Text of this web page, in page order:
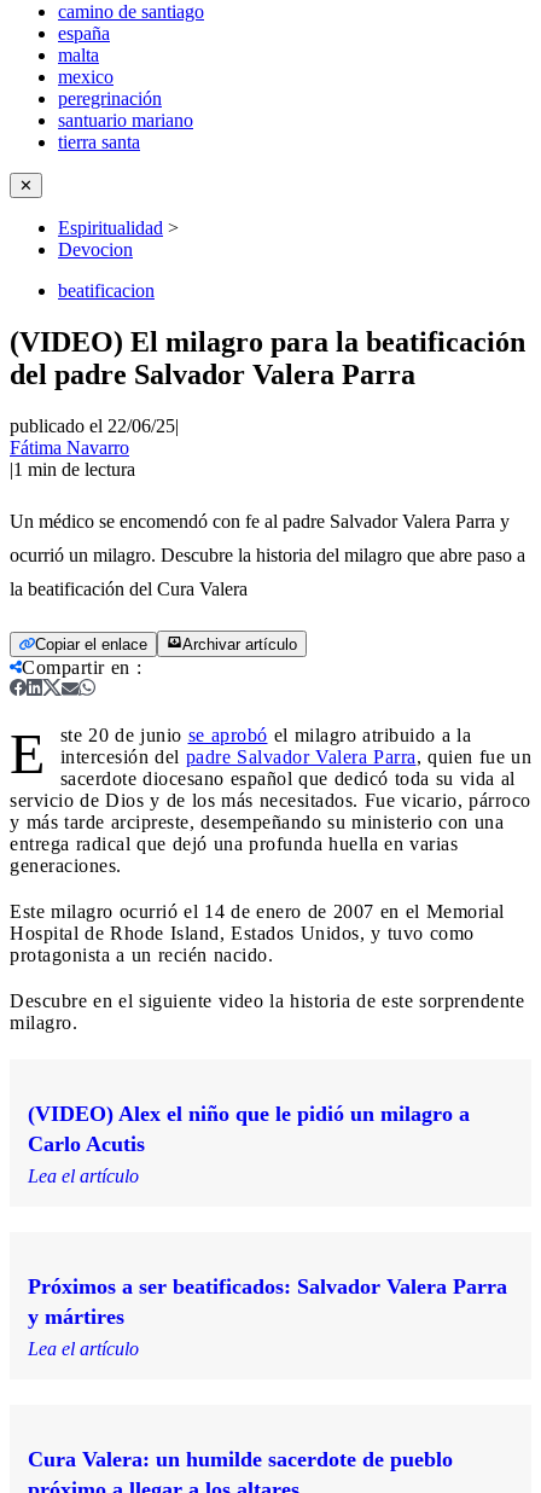
camino de santiago
españa
malta
mexico
peregrinación
santuario mariano
tierra santa
✕
Espiritualidad >
Devocion
beatificacion
(VIDEO) El milagro para la beatificación
del padre Salvador Valera Parra
publicado el 22/06/25|
Fátima Navarro
|1 min de lectura
Un médico se encomendó con fe al padre Salvador Valera Parra y
ocurrió un milagro. Descubre la historia del milagro que abre paso a
la beatificación del Cura Valera
Copiar el enlace Archivar artículo
Compartir en :
E ste 20 de junio se aprobó el milagro atribuido a la
intercesión del padre Salvador Valera Parra, quien fue un
sacerdote diocesano español que dedicó toda su vida al
servicio de Dios y de los más necesitados. Fue vicario, párroco
y más tarde arcipreste, desempeñando su ministerio con una
entrega radical que dejó una profunda huella en varias
generaciones.
Este milagro ocurrió el 14 de enero de 2007 en el Memorial
Hospital de Rhode Island, Estados Unidos, y tuvo como
protagonista a un recién nacido.
Descubre en el siguiente video la historia de este sorprendente
milagro.
(VIDEO) Alex el niño que le pidió un milagro a
Carlo Acutis
Lea el artículo
Próximos a ser beatificados: Salvador Valera Parra
y mártires
Lea el artículo
Cura Valera: un humilde sacerdote de pueblo